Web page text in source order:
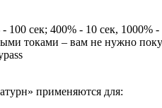
100 сек; 400% - 10 сек, 1000% -
токами – вам не нужно
применяются для: